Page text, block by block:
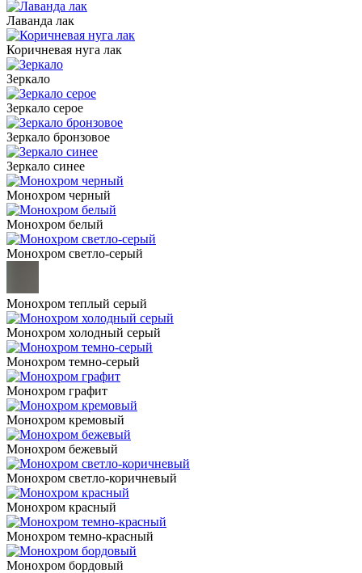
Лаванда лак
Коричневая нуга лак
Зеркало
Зеркало серое
Зеркало бронзовое
Зеркало синее
Монохром черный
Монохром белый
Монохром светло-серый
Монохром теплый серый
Монохром холодный серый
Монохром темно-серый
Монохром графит
Монохром кремовый
Монохром бежевый
Монохром светло-коричневый
Монохром красный
Монохром темно-красный
Монохром бордовый